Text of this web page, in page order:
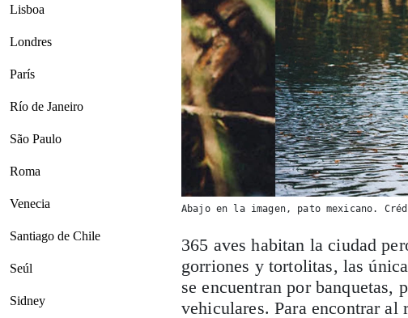
Lisboa
Londres
París
Río de Janeiro
São Paulo
Roma
Venecia
Santiago de Chile
Seúl
Sidney
Abajo en la imagen, pato mexicano.
365 aves habitan la ciudad
gorriones y tortolitas, las
se encuentran por banquetas,
vehiculares. Para encontrar al